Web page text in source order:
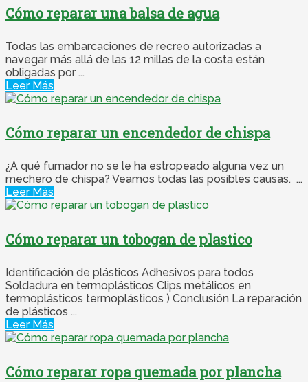
Cómo reparar una balsa de agua
Todas las embarcaciones de recreo autorizadas a
navegar más allá de las 12 millas de la costa están
obligadas por ...
Leer Más
Cómo reparar un encendedor de chispa
¿A qué fumador no se le ha estropeado alguna vez un
mechero de chispa? Veamos todas las posibles causas. ...
Leer Más
Cómo reparar un tobogan de plastico
Identificación de plásticos Adhesivos para todos
Soldadura en termoplásticos Clips metálicos en
termoplásticos termoplásticos ) Conclusión La reparación
de plásticos ...
Leer Más
Cómo reparar ropa quemada por plancha